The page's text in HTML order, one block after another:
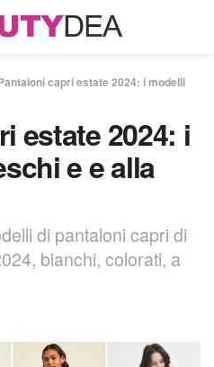
capri estate 2024: i modelli
estate 2024: i
e e alla
di pantaloni capri di
bianchi, colorati, a